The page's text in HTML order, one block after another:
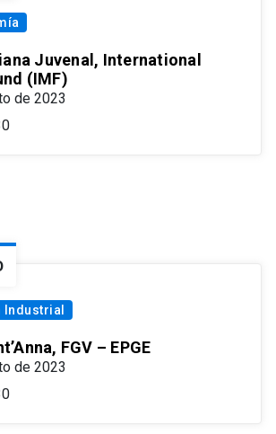
Juvenal, International
(IMF)
de 2023
FGV – EPGE
de 2023